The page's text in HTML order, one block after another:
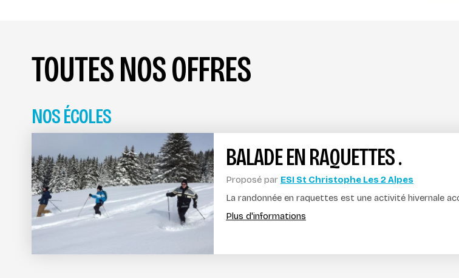
TOUTES NOS OFFRES
NOS ÉCOLES
BALADE EN RAQUETTES .
Proposé par ESI St Christophe Les 2 Alpes
La randonnée en raquettes est une activité hivernale
Plus d'informations